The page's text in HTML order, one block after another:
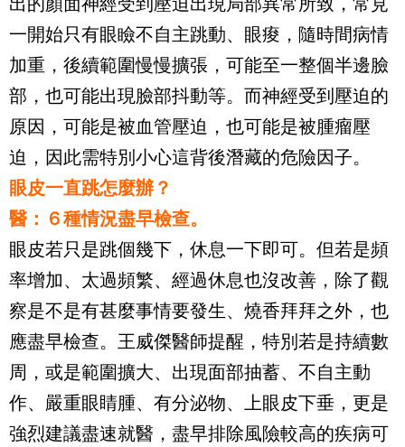
一開始只有眼瞼不自主跳動、眼痠，隨時間病情
加重，後續範圍慢慢擴張，可能至一整個半邊臉
部，也可能出現臉部抖動等。而神經受到壓迫的
原因，可能是被血管壓迫，也可能是被腫瘤壓
迫，因此需特別小心這背後潛藏的危險因子。
眼皮一直跳怎麼辦？
醫：６種情況盡早檢查。
眼皮若只是跳個幾下，休息一下即可。但若是頻
率增加、太過頻繁、經過休息也沒改善，除了觀
察是不是有甚麼事情要發生、燒香拜拜之外，也
應盡早檢查。王威傑醫師提醒，特別若是持續數
周，或是範圍擴大、出現面部抽蓄、不自主動
作、嚴重眼睛腫、有分泌物、上眼皮下垂，更是
強烈建議盡速就醫，盡早排除風險較高的疾病可